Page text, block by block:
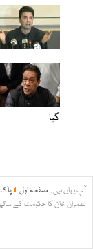
گیا
آپ یہاں ہیں: صفحہ اول
عمران خان کا حکومت کے